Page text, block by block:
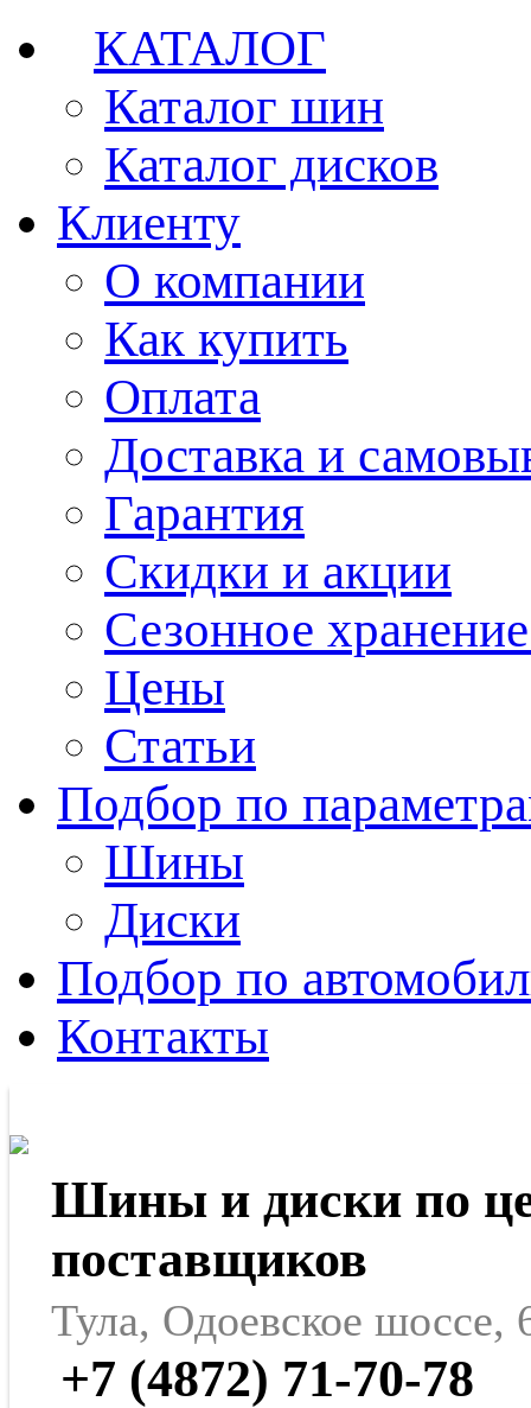
КАТАЛОГ
Каталог шин
Каталог дисков
Клиенту
О компании
Как купить
Оплата
Доставка и
Гарантия
Скидки и акции
Сезонное
Цены
Статьи
Подбор по
Шины
Диски
Подбор по
Контакты
Шины и диски по
поставщиков
Тула, Одоевское шоссе,
+7 (4872) 71-70-78